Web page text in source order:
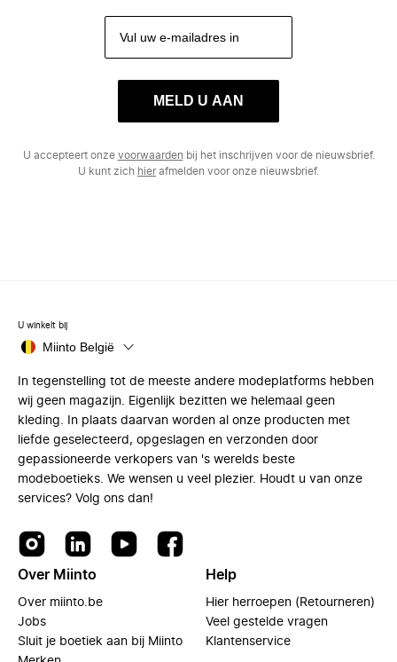
MELD U AAN
U accepteert onze voorwaarden bij het inschrijven voor de nieuwsbrief.
U kunt zich hierafmelden voor onze nieuwsbrief.
U winkelt bij
Miinto België
In tegenstelling tot de meeste andere modeplatforms hebben
wij geen magazijn. Eigenlijk bezitten we helemaal geen
kleding. In plaats daarvan worden al onze producten met
liefde geselecteerd, opgeslagen en verzonden door
gepassioneerde verkopers van 's werelds beste
modeboetieks. We wensen u veel plezier. Houdt u van onze
services? Volg ons dan!
Over Miinto
Over miinto.be
Jobs
Sluit je boetiek aan bij Miinto
Help
Hier herroepen (Retourneren)
Veel gestelde vragen
Klantenservice